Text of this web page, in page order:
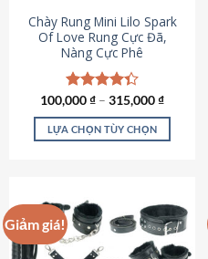
Chày Rung Mini Lilo Spark
Of Love Rung Cực Đã,
Nàng Cực Phê
Được xếp
hạng4.33
5 sao
100,000₫ – 315,000₫
LỰA CHỌN TÙY CHỌN
có
nhiều
biến
Giảm giá!